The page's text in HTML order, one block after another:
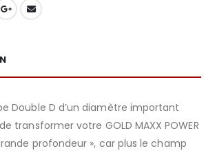
Double D d’un diamètre important
transformer votre GOLD MAXX POWER
profondeur », car plus le champ